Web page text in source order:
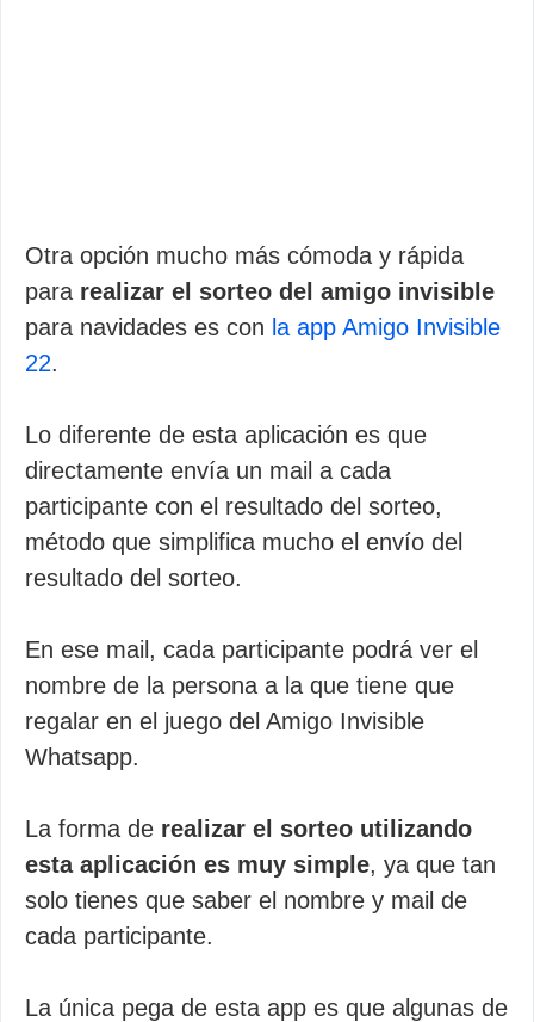
Otra opción mucho más cómoda y rápida
para realizar el sorteo del amigo invisible
para navidades es con la app Amigo Invisible
22.
Lo diferente de esta aplicación es que
directamente envía un mail a cada
participante con el resultado del sorteo,
método que simplifica mucho el envío del
resultado del sorteo.
En ese mail, cada participante podrá ver el
nombre de la persona a la que tiene que
regalar en el juego del Amigo Invisible
Whatsapp.
La forma de realizar el sorteo utilizando
esta aplicación es muy simple, ya que tan
solo tienes que saber el nombre y mail de
cada participante.
La única pega de esta app es que algunas de